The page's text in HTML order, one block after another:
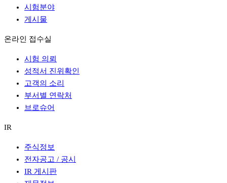
시험분야
게시물
온라인 접수실
시험 의뢰
성적서 진위확인
고객의 소리
부서별 연락처
브로슈어
IR
주식정보
전자공고 / 공시
IR 게시판